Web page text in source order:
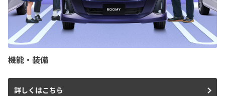
機能・装備
詳しくはこちら